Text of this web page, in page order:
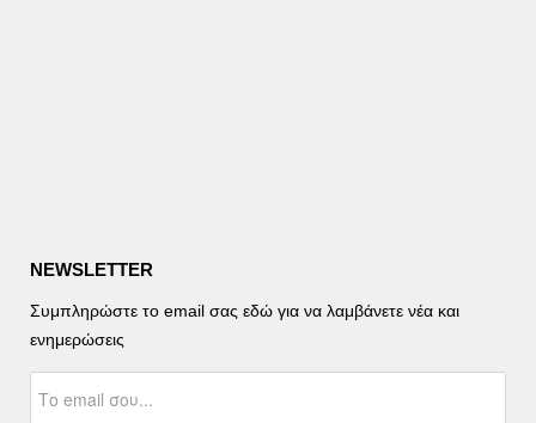
NEWSLETTER
Συμπληρώστε το email σας εδώ για να λαμβάνετε νέα και
ενημερώσεις